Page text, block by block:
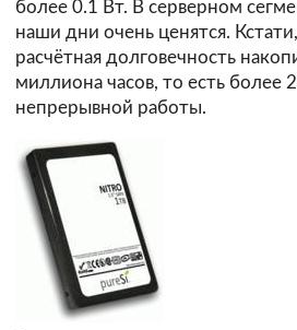
более 0.1 Вт. В серверном
наши дни очень ценятся.
расчётная долговечность
миллиона часов, то есть более
непрерывной работы.